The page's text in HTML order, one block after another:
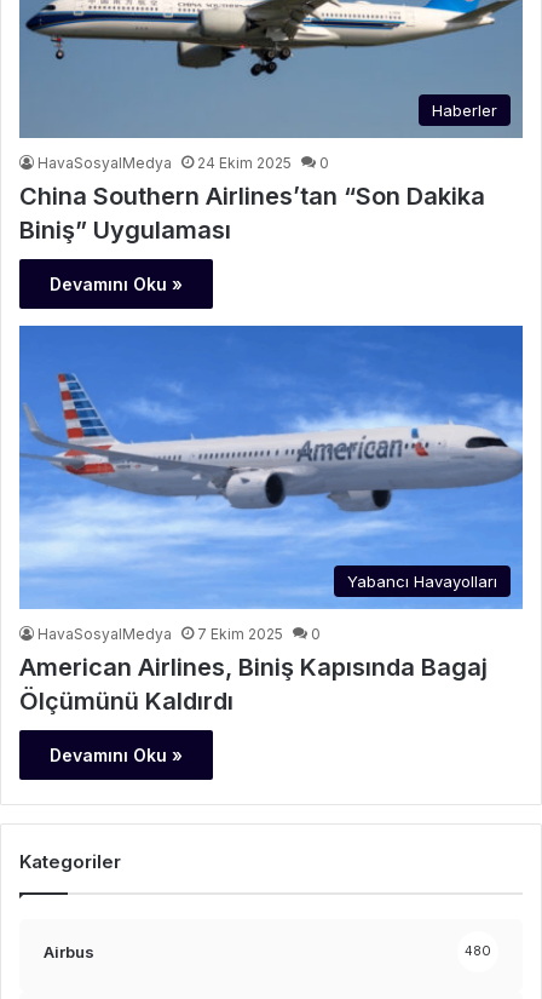
Haberler
HavaSosyalMedya 24 Ekim 2025 0
China Southern Airlines’tan “Son Dakika
Biniş” Uygulaması
Devamını Oku »
Yabancı Havayolları
HavaSosyalMedya 7 Ekim 2025 0
American Airlines, Biniş Kapısında Bagaj
Ölçümünü Kaldırdı
Devamını Oku »
Kategoriler
Airbus 480